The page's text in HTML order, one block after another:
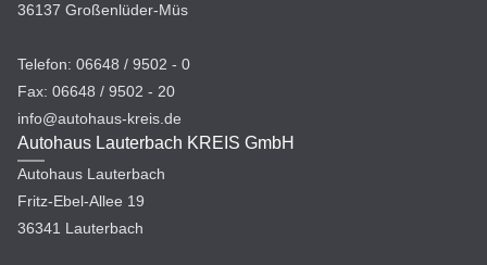
36137 Großenlüder-Müs
Telefon: 06648 / 9502 - 0
Fax: 06648 / 9502 - 20
info@autohaus-kreis.de
Autohaus Lauterbach KREIS GmbH
Autohaus Lauterbach
Fritz-Ebel-Allee 19
36341 Lauterbach